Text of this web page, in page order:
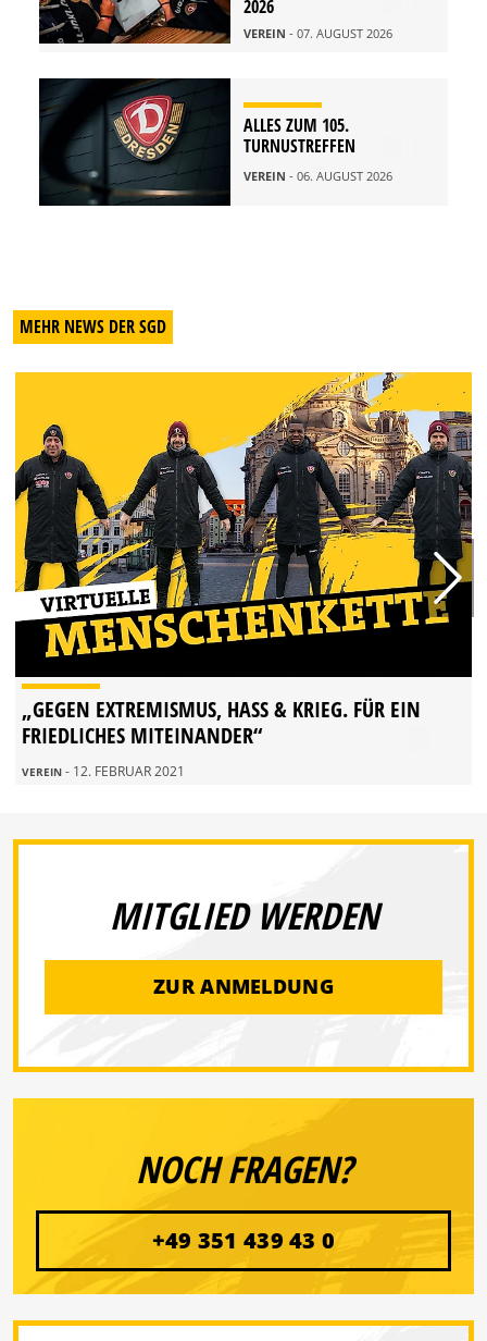
2026
VEREIN - 07. AUGUST 2026
ALLES ZUM 105.
TURNUSTREFFEN
VEREIN - 06. AUGUST 2026
MEHR NEWS DER SGD
„GEGEN EXTREMISMUS, HASS & KRIEG. FÜR EIN
FRIEDLICHES MITEINANDER“
VEREIN - 12. FEBRUAR 2021
MITGLIED WERDEN
ZUR ANMELDUNG
NOCH FRAGEN?
+49 351 439 43 0